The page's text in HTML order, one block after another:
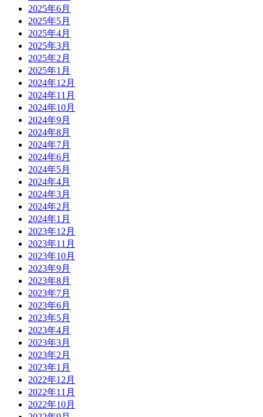
2025年6月
2025年5月
2025年4月
2025年3月
2025年2月
2025年1月
2024年12月
2024年11月
2024年10月
2024年9月
2024年8月
2024年7月
2024年6月
2024年5月
2024年4月
2024年3月
2024年2月
2024年1月
2023年12月
2023年11月
2023年10月
2023年9月
2023年8月
2023年7月
2023年6月
2023年5月
2023年4月
2023年3月
2023年2月
2023年1月
2022年12月
2022年11月
2022年10月